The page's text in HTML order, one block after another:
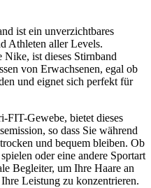
ist ein unverzichtbares
Athleten aller Levels.
ist dieses Stirnband
von Erwachsenen, egal ob
und eignet sich perfekt für
FIT-Gewebe, bietet dieses
so dass Sie während
und bequem bleiben. Ob
oder eine andere Sportart
Begleiter, um Ihre Haare an
Leistung zu konzentrieren.